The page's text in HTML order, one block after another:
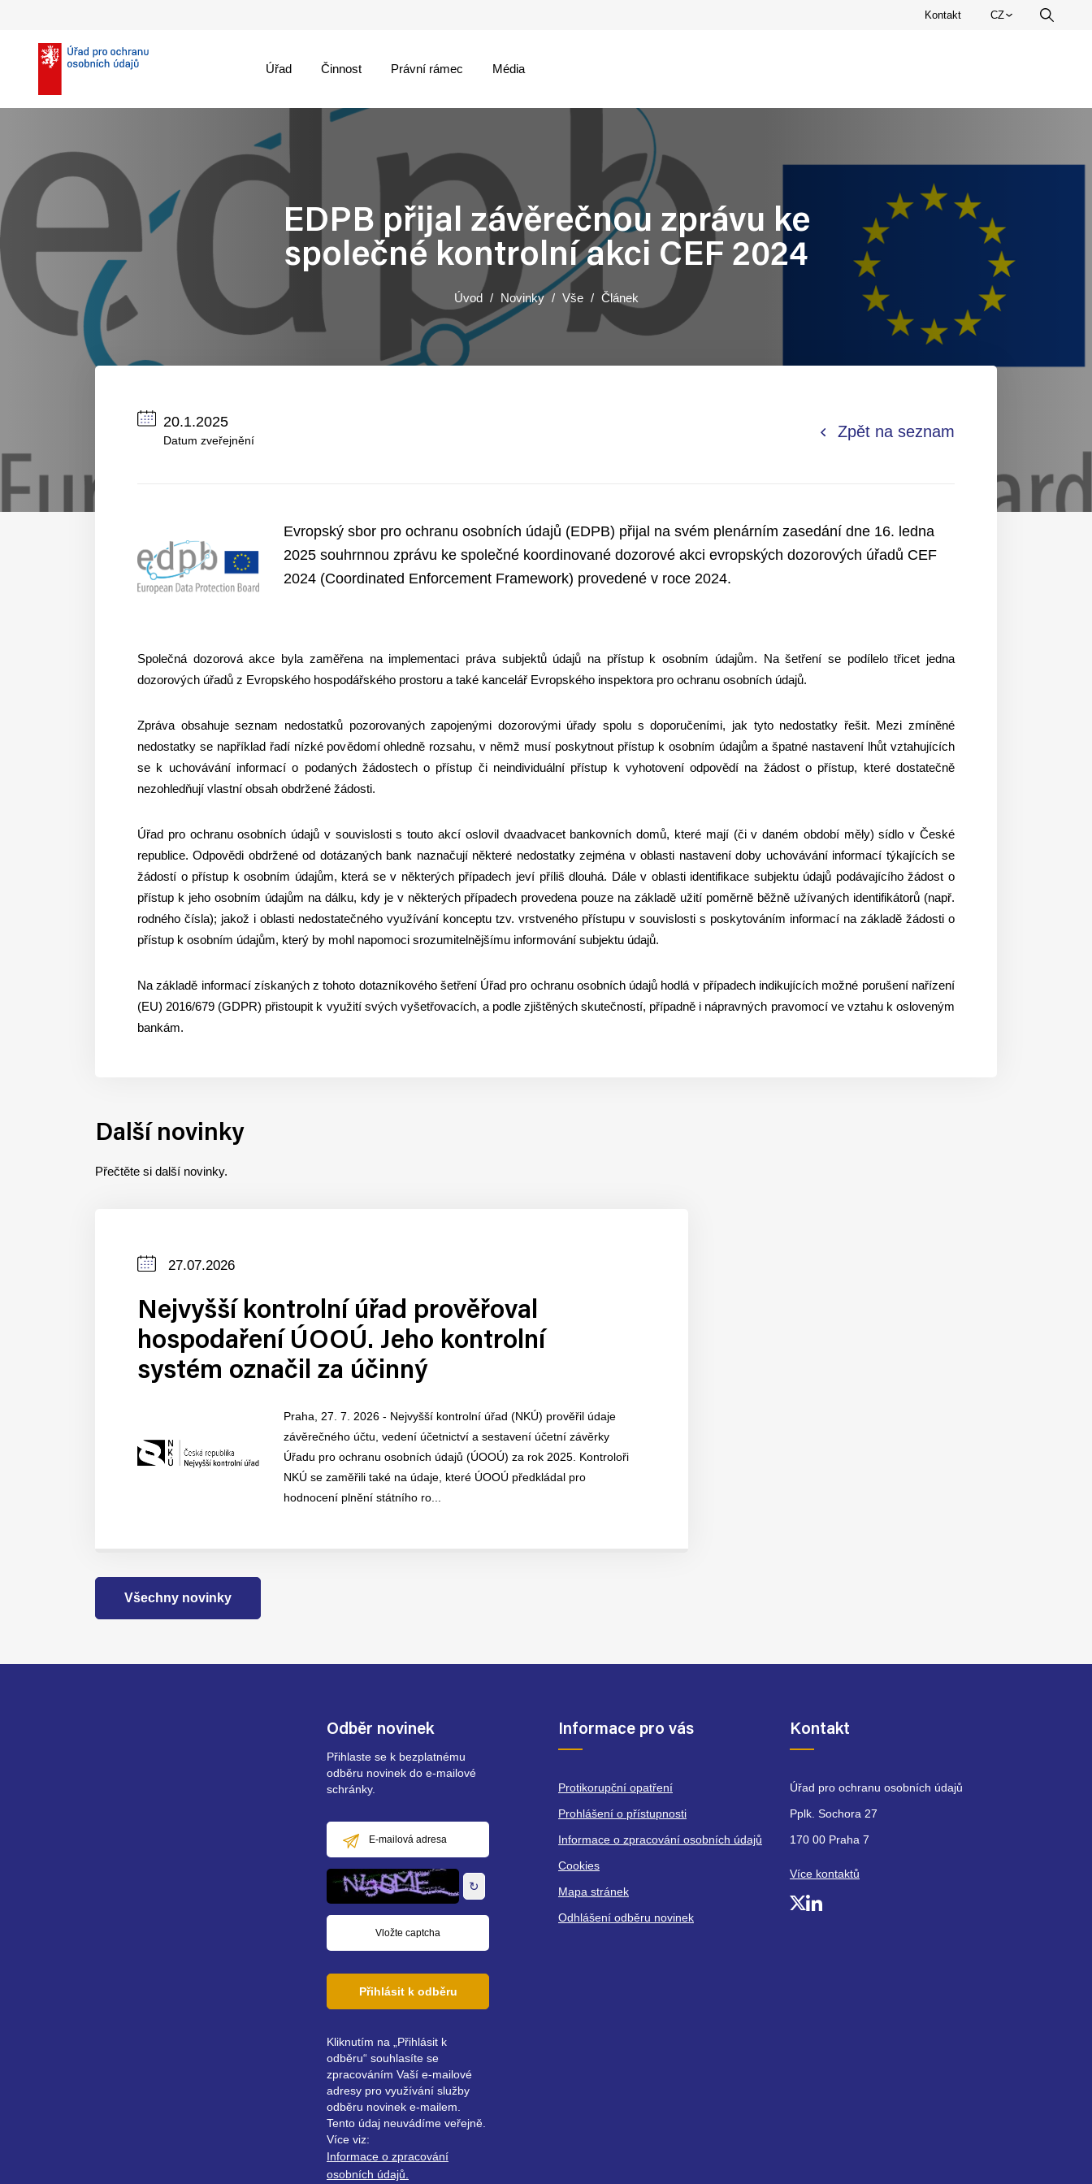
Kontakt
Zvolte
CZ
Úřad Činnost Právní rámec Média
EDPB přijal závěrečnou zprávu ke
společné kontrolní akci CEF 2024
Úvod Novinky Vše Článek
Datum zveřejnění
20.1.2025
Zpět na seznam
Evropský sbor pro ochranu osobních údajů (EDPB) přijal na svém plenárním zasedání dne 16. ledna
2025 souhrnnou zprávu ke společné koordinované dozorové akci evropských dozorových úřadů CEF
2024 (Coordinated Enforcement Framework) provedené v roce 2024.
Společná dozorová akce byla zaměřena na implementaci práva subjektů údajů na přístup k osobním údajům. Na šetření se podílelo třicet jedna
dozorových úřadů z Evropského hospodářského prostoru a také kancelář Evropského inspektora pro ochranu osobních údajů.
Zpráva obsahuje seznam nedostatků pozorovaných zapojenými dozorovými úřady spolu s doporučeními, jak tyto nedostatky řešit. Mezi zmíněné
nedostatky se například řadí nízké povědomí ohledně rozsahu, v němž musí poskytnout přístup k osobním údajům a špatné nastavení lhůt vztahujících
se k uchovávání informací o podaných žádostech o přístup či neindividuální přístup k vyhotovení odpovědí na žádost o přístup, které dostatečně
nezohledňují vlastní obsah obdržené žádosti.
Úřad pro ochranu osobních údajů v souvislosti s touto akcí oslovil dvaadvacet bankovních domů, které mají (či v daném období měly) sídlo v České
republice. Odpovědi obdržené od dotázaných bank naznačují některé nedostatky zejména v oblasti nastavení doby uchovávání informací týkajících se
žádostí o přístup k osobním údajům, která se v některých případech jeví příliš dlouhá. Dále v oblasti identifikace subjektu údajů podávajícího žádost o
přístup k jeho osobním údajům na dálku, kdy je v některých případech provedena pouze na základě užití poměrně běžně užívaných identifikátorů (např.
rodného čísla); jakož i oblasti nedostatečného využívání konceptu tzv. vrstveného přístupu v souvislosti s poskytováním informací na základě žádosti o
přístup k osobním údajům, který by mohl napomoci srozumitelnějšímu informování subjektu údajů.
Na základě informací získaných z tohoto dotazníkového šetření Úřad pro ochranu osobních údajů hodlá v případech indikujících možné porušení nařízení
(EU) 2016/679 (GDPR) přistoupit k využití svých vyšetřovacích, a podle zjištěných skutečností, případně i nápravných pravomocí ve vztahu k osloveným
bankám.
Další novinky
Přečtěte si další novinky.
Datum
27.07.2026
Nejvyšší kontrolní úřad prověřoval
hospodaření ÚOOÚ. Jeho kontrolní
systém označil za účinný
Praha, 27. 7. 2026 - Nejvyšší kontrolní úřad (NKÚ) prověřil údaje
závěrečného účtu, vedení účetnictví a sestavení účetní závěrky
Úřadu pro ochranu osobních údajů (ÚOOÚ) za rok 2025. Kontroloři
NKÚ se zaměřili také na údaje, které ÚOOÚ předkládal pro
hodnocení plnění státního ro...
Všechny novinky
Odběr novinek
Přihlaste se k bezplatnému
odběru novinek do e-mailové
schránky.
mailová
adresa
↻
Přihlásit k odběru
Kliknutím na „Přihlásit k
odběru“ souhlasíte se
zpracováním Vaší e-mailové
adresy pro využívání služby
odběru novinek e-mailem.
Tento údaj neuvádíme veřejně.
Více viz:
Informace o zpracování
osobních údajů.
Informace pro vás
Protikorupční opatření
Prohlášení o přístupnosti
Informace o zpracování osobních údajů
Cookies
Mapa stránek
Odhlášení odběru novinek
Kontakt
Úřad pro ochranu osobních údajů
Pplk. Sochora 27
170 00 Praha 7
Více kontaktů